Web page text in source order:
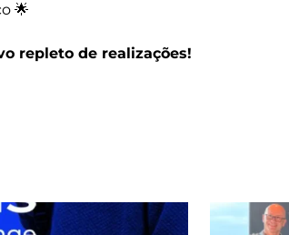
🌟
repleto de realizações!